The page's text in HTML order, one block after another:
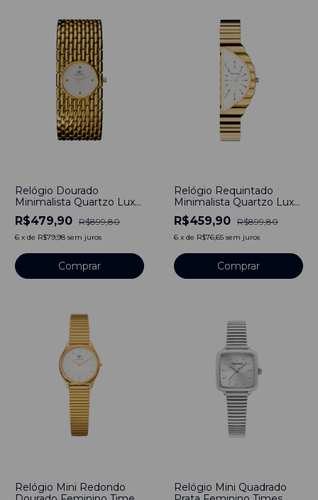
Relógio Dourado
Minimalista Quartzo Luxo
Dourado
R$479,90 R$899,80
6 x de R$79,98 sem juros
Relógio Requintado
Minimalista Quartzo Luxo
Dourado
R$459,90 R$899,80
6 x de R$76,65 sem juros
Relógio Mini Redondo
Relógio Mini Quadrado